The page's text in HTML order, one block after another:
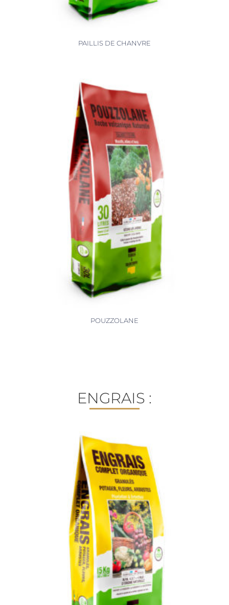
PAILLIS DE CHANVRE
POUZZOLANE
ENGRAIS :